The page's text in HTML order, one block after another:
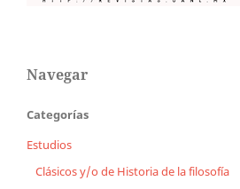
Navegar
Categorías
Estudios
Clásicos y/o de Historia de la filosofía